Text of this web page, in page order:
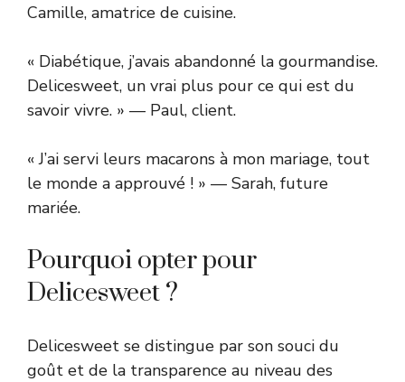
Camille, amatrice de cuisine.
« Diabétique, j’avais abandonné la gourmandise.
Delicesweet, un vrai plus pour ce qui est du
savoir vivre. » — Paul, client.
« J’ai servi leurs macarons à mon mariage, tout
le monde a approuvé ! » — Sarah, future
mariée.
Pourquoi opter pour
Delicesweet ?
Delicesweet se distingue par son souci du
goût et de la transparence au niveau des